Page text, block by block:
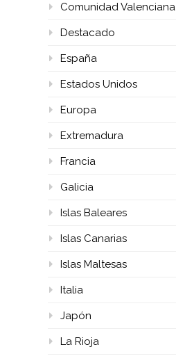
Comunidad Valenciana
Destacado
España
Estados Unidos
Europa
Extremadura
Francia
Galicia
Islas Baleares
Islas Canarias
Islas Maltesas
Italia
Japón
La Rioja